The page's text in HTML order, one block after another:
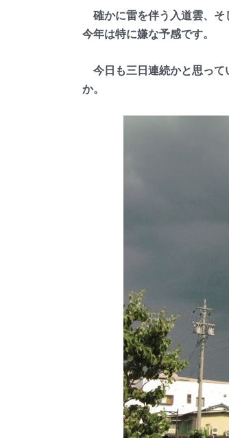
確かに雷を伴う入道雲、そ
今年は特に嫌な予感です。
今日も三日連続かと思って
か。